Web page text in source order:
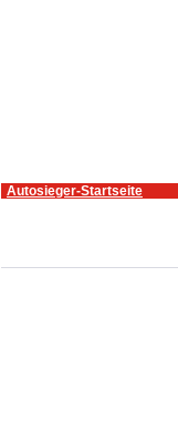
Autosieger-Startseite